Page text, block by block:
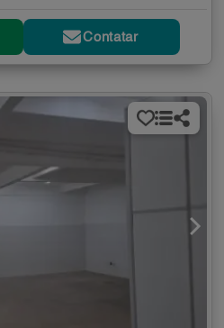
Contatar